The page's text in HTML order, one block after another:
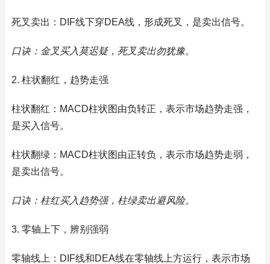
死叉卖出：DIF线下穿DEA线，形成死叉，是卖出信号。
口诀：金叉买入莫迟疑，死叉卖出勿犹豫。
2. 柱状翻红，趋势走强
柱状翻红：MACD柱状图由负转正，表示市场趋势走强，
是买入信号。
柱状翻绿：MACD柱状图由正转负，表示市场趋势走弱，
是卖出信号。
口诀：柱红买入趋势强，柱绿卖出避风险。
3. 零轴上下，辨别强弱
零轴线上：DIF线和DEA线在零轴线上方运行，表示市场